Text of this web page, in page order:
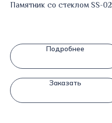
Памятник со стеклом SS-02
Подробнее
Заказать